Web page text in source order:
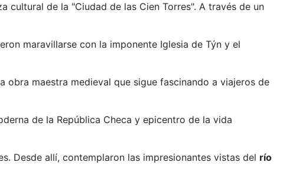
cultural de la "Ciudad de las Cien Torres". A través de un
maravillarse con la imponente Iglesia de Týn y el
obra maestra medieval que sigue fascinando a viajeros de
de la República Checa y epicentro de la vida
Desde allí, contemplaron las impresionantes vistas del río